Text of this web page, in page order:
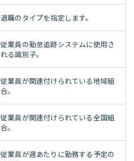
退職のタイプを指定します。
従業員の勤怠追跡システムに使用さ
れる識別子。
従業員が関連付けられている地域組
合。
従業員が関連付けられている全国組
合。
従業員が週あたりに勤務する予定の